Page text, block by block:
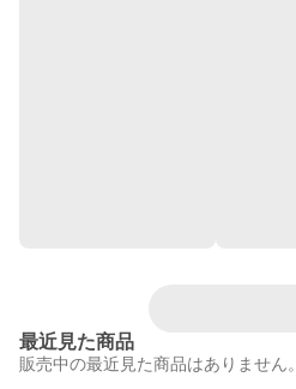
最近見た商品
販売中の最近見た商品はありません。